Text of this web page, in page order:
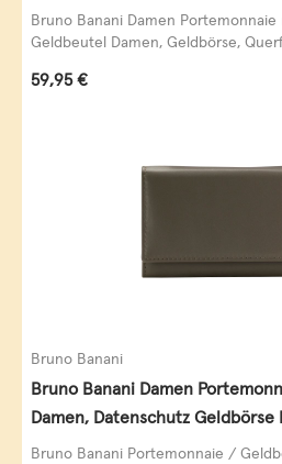
Querformat, echt Leder,
Bruno Banani Damen
Geldbeutel Damen, Geldbörse,
Regulärer Preis:
59,95 €
Bruno Banani
Bruno Banani Damen
Damen, Datenschutz Geldbörse
Querformat, echt Leder, taupe
Bruno Banani Portemonnaie /